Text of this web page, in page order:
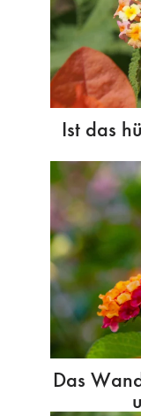
Ist das
Das